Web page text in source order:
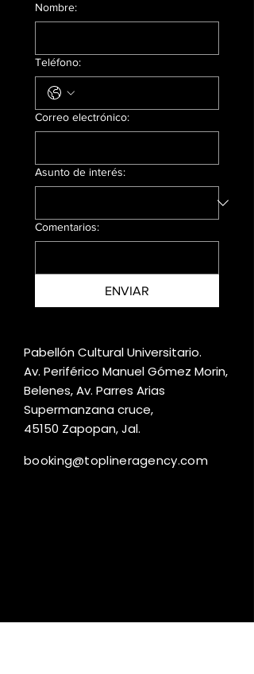
Nombre:
Teléfono:
Correo electrónico:
Asunto de interés:
Comentarios:
ENVIAR
Pabellón Cultural Universitario.
Av. Periférico Manuel Gómez Morin,
Belenes, Av. Parres Arias
Supermanzana cruce,
45150 Zapopan, Jal.
booking@toplineragency.com